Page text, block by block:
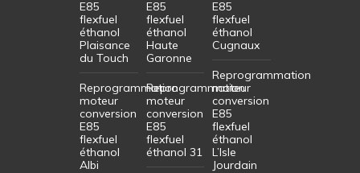
E85
flexfuel
éthanol
Plaisance
du Touch
Reprogrammation
moteur
conversion
E85
flexfuel
éthanol
Albi
E85
flexfuel
éthanol
Haute
Garonne
Reprogrammation
moteur
conversion
E85
flexfuel
éthanol 31
E85
flexfuel
éthanol
Cugnaux
Reprogrammation
moteur
conversion
E85
flexfuel
éthanol
L’Isle
Jourdain